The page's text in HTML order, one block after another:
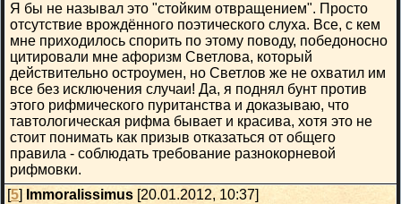
Я бы не называл это "стойким отвращением". Просто
отсутствие врождённого поэтического слуха. Все, с кем
мне приходилось спорить по этому поводу, победоносно
цитировали мне афоризм Светлова, который
действительно остроумен, но Светлов же не охватил им
все без исключения случаи! Да, я поднял бунт против
этого рифмического пуританства и доказываю, что
тавтологическая рифма бывает и красива, хотя это не
стоит понимать как призыв отказаться от общего
правила - соблюдать требование разнокорневой
рифмовки.
[5] Immoralissimus [20.01.2012, 10:37]